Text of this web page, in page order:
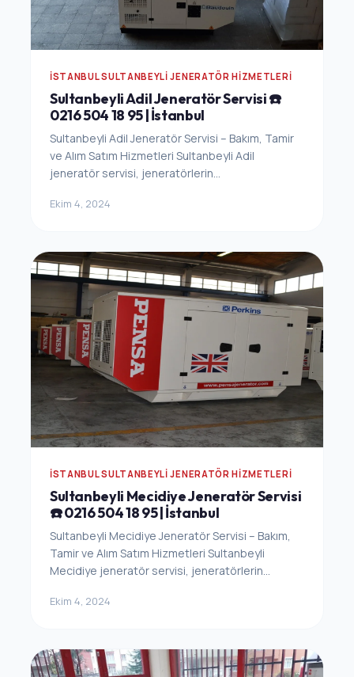
İSTANBUL SULTANBEYLI JENERATÖR HIZMETLERI
Sultanbeyli Adil Jeneratör Servisi ☎️
0216 504 18 95 | İstanbul
Sultanbeyli Adil Jeneratör Servisi – Bakım, Tamir
ve Alım Satım Hizmetleri Sultanbeyli Adil
jeneratör servisi, jeneratörlerin...
Ekim 4, 2024
İSTANBUL SULTANBEYLI JENERATÖR HIZMETLERI
Sultanbeyli Mecidiye Jeneratör Servisi
☎️ 0216 504 18 95 | İstanbul
Sultanbeyli Mecidiye Jeneratör Servisi – Bakım,
Tamir ve Alım Satım Hizmetleri Sultanbeyli
Mecidiye jeneratör servisi, jeneratörlerin...
Ekim 4, 2024